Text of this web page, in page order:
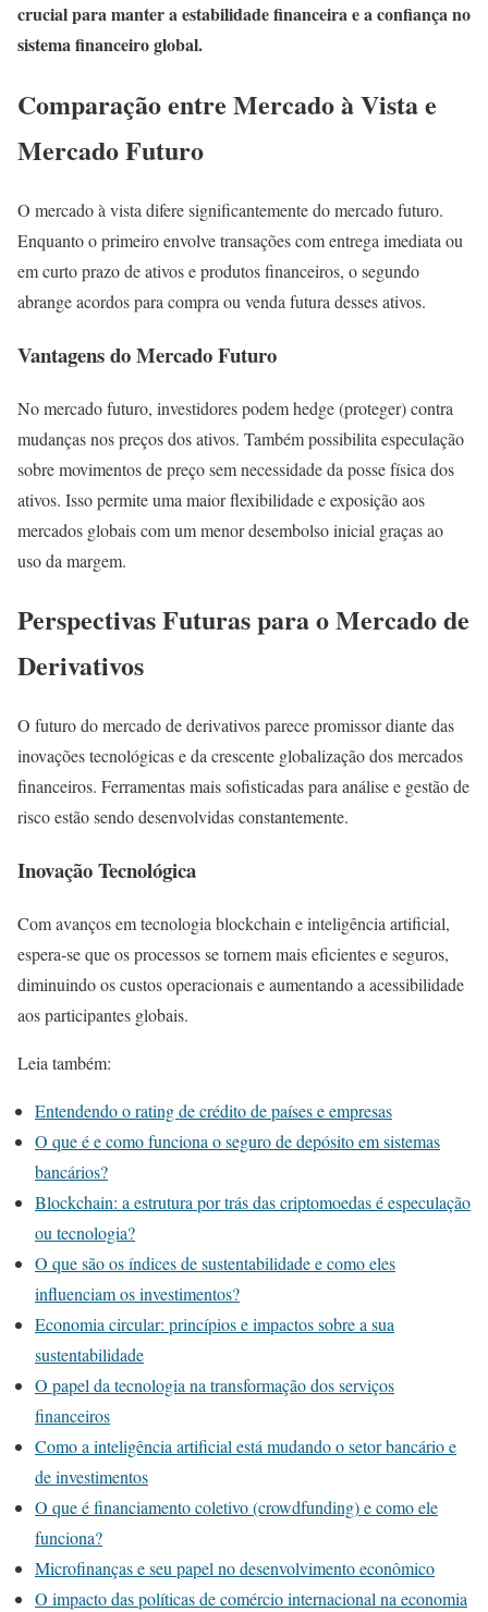
crucial para manter a estabilidade financeira e a confiança no
sistema financeiro global.
Comparação entre Mercado à Vista e
Mercado Futuro
O mercado à vista difere significantemente do mercado futuro.
Enquanto o primeiro envolve transações com entrega imediata ou
em curto prazo de ativos e produtos financeiros, o segundo
abrange acordos para compra ou venda futura desses ativos.
Vantagens do Mercado Futuro
No mercado futuro, investidores podem hedge (proteger) contra
mudanças nos preços dos ativos. Também possibilita especulação
sobre movimentos de preço sem necessidade da posse física dos
ativos. Isso permite uma maior flexibilidade e exposição aos
mercados globais com um menor desembolso inicial graças ao
uso da margem.
Perspectivas Futuras para o Mercado de
Derivativos
O futuro do mercado de derivativos parece promissor diante das
inovações tecnológicas e da crescente globalização dos mercados
financeiros. Ferramentas mais sofisticadas para análise e gestão de
risco estão sendo desenvolvidas constantemente.
Inovação Tecnológica
Com avanços em tecnologia blockchain e inteligência artificial,
espera-se que os processos se tornem mais eficientes e seguros,
diminuindo os custos operacionais e aumentando a acessibilidade
aos participantes globais.
Leia também:
Entendendo o rating de crédito de países e empresas
O que é e como funciona o seguro de depósito em sistemas
bancários?
Blockchain: a estrutura por trás das criptomoedas é especulação
ou tecnologia?
O que são os índices de sustentabilidade e como eles
influenciam os investimentos?
Economia circular: princípios e impactos sobre a sua
sustentabilidade
O papel da tecnologia na transformação dos serviços
financeiros
Como a inteligência artificial está mudando o setor bancário e
de investimentos
O que é financiamento coletivo (crowdfunding) e como ele
funciona?
Microfinanças e seu papel no desenvolvimento econômico
O impacto das políticas de comércio internacional na economia